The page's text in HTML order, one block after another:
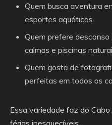
Quem busca aventura
esportes aquáticos
Quem prefere
calmas e piscinas
Quem gosta de
perfeitas em todos os
Essa variedade faz do
férias inesquecíveis.